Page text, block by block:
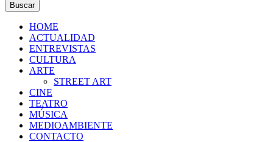
Buscar
HOME
ACTUALIDAD
ENTREVISTAS
CULTURA
ARTE
STREET ART
CINE
TEATRO
MÚSICA
MEDIOAMBIENTE
CONTACTO